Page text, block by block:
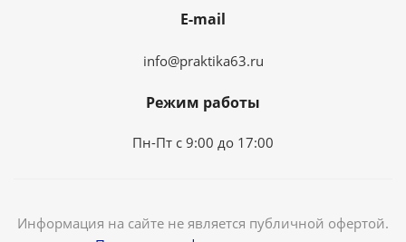
E-mail
info@praktika63.ru
Режим работы
Пн-Пт с 9:00 до 17:00
Информация на сайте не является публичной офертой.